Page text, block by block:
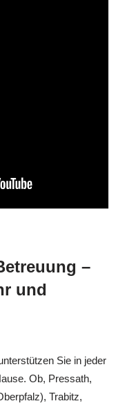
–
und
Sie in jeder
Ob, Pressath,
Trabitz,